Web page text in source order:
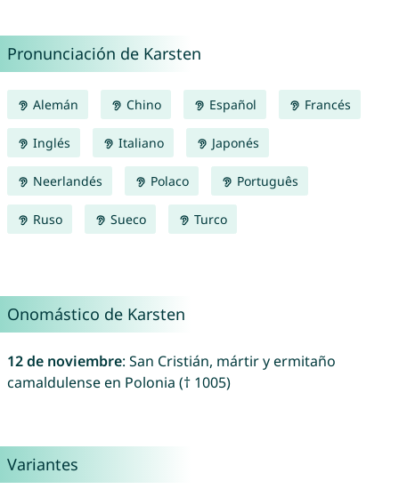
Pronunciación de Karsten
Alemán Chino Español Francés
Inglés Italiano Japonés
Neerlandés Polaco Português
Ruso Sueco Turco
Onomástico de Karsten
12 de noviembre: San Cristián, mártir y ermitaño
camaldulense en Polonia († 1005)
Variantes